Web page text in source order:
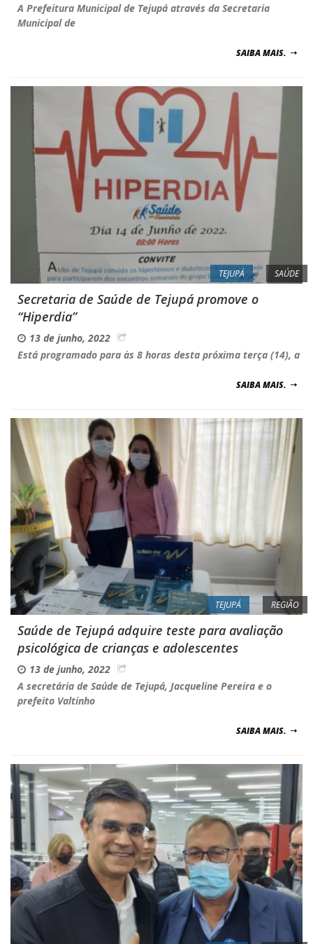
A Prefeitura Municipal de Tejupá através da Secretaria
Municipal de
SAIBA MAIS.
TEJUPÁ SAÚDE
Secretaria de Saúde de Tejupá promove o
“Hiperdia”
13 de junho, 2022
Está programado para às 8 horas desta próxima terça (14), a
SAIBA MAIS.
TEJUPÁ REGIÃO
Saúde de Tejupá adquire teste para avaliação
psicológica de crianças e adolescentes
13 de junho, 2022
A secretária de Saúde de Tejupá, Jacqueline Pereira e o
prefeito Valtinho
SAIBA MAIS.